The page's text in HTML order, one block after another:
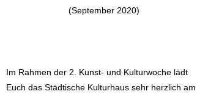
(September 2020)
Im Rahmen der 2. Kunst- und Kulturwoche lädt
Euch das Städtische Kulturhaus sehr herzlich am